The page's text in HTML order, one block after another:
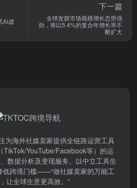
AI虚
下一篇
全球发膜市场规模增长态势强
劲，将以5.4%的复合年增长率不
断扩大
为海外社媒卖家提供全链路运营工具
TikTok/YouTube/Facebook等）​的运
数据分析及变现服务。以中立工具生
低跨境门槛——“做社媒卖家的万能工
让全球生意更高效。”